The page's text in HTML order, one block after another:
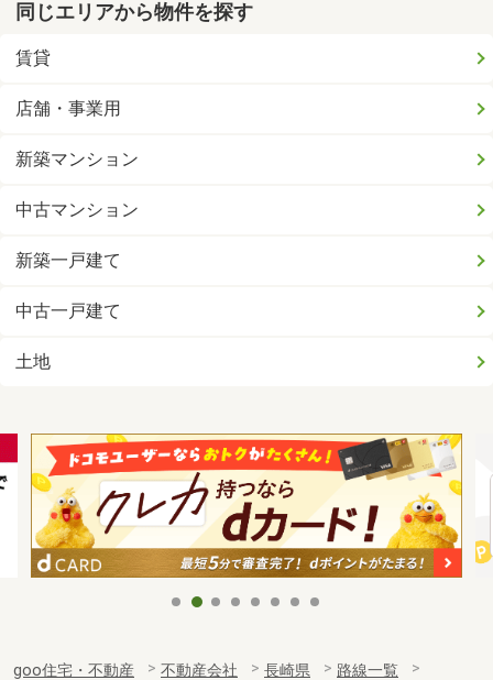
同じエリアから物件を探す
賃貸
店舗・事業用
新築マンション
中古マンション
新築一戸建て
中古一戸建て
土地
goo住宅・不動産 不動産会社 長崎県
路線一覧